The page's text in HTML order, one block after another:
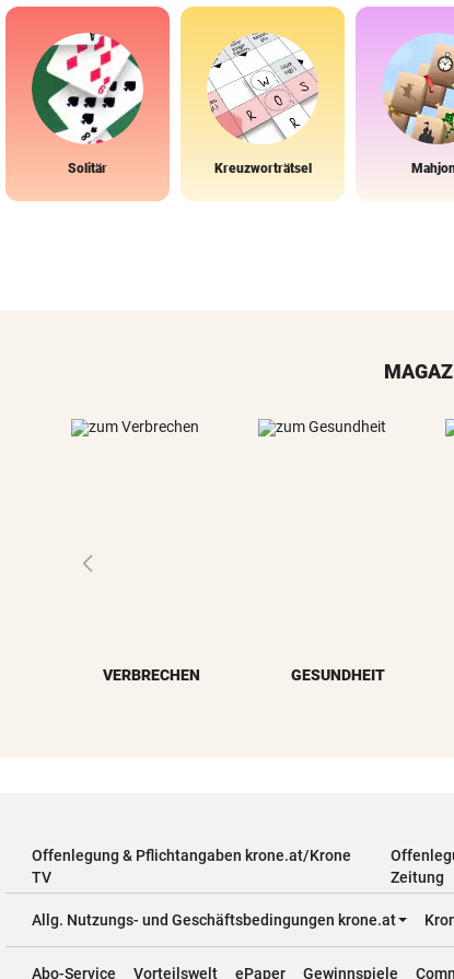
Solitär Kreuzworträtsel
VERBRECHEN GESUNDHEIT
Offenlegung & Pflichtangaben krone.at/Krone
TV
Zeitung
Allg. Nutzungs- und Geschäftsbedingungen krone.at
Abo-Service Vorteilswelt ePaper Gewinnspiele